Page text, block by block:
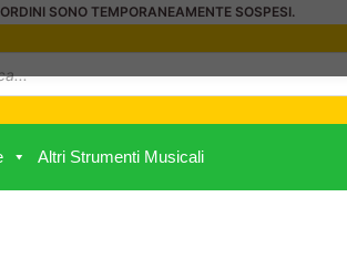
SONO TEMPORANEAMENTE SOSPESI.
Altri Strumenti Musicali